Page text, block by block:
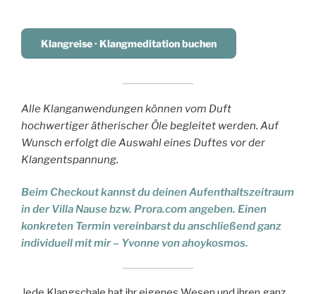
Klangreise · Klangmeditation buchen
Alle Klanganwendungen können vom Duft
hochwertiger ätherischer Öle begleitet werden. Auf
Wunsch erfolgt die Auswahl eines Duftes vor der
Klangentspannung.
Beim Checkout kannst du deinen Aufenthaltszeitraum
in der Villa Nause bzw. Prora.com angeben. Einen
konkreten Termin vereinbarst du anschließend ganz
individuell mit mir – Yvonne von ahoykosmos.